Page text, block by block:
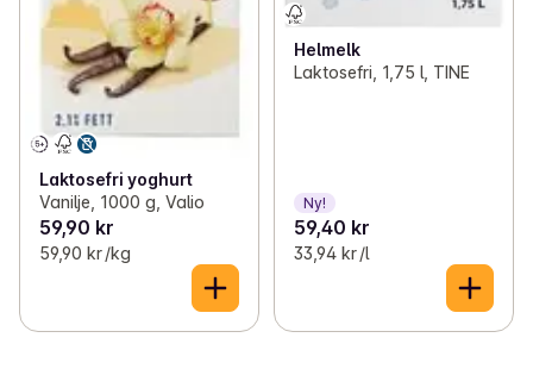
Laktosefri yoghurt
Vanilje, 1000 g, Valio
59,90 kr
59,90 kr /kg
Helmelk
Laktosefri, 1,75 l, TINE
Ny!
59,40 kr
33,94 kr /l